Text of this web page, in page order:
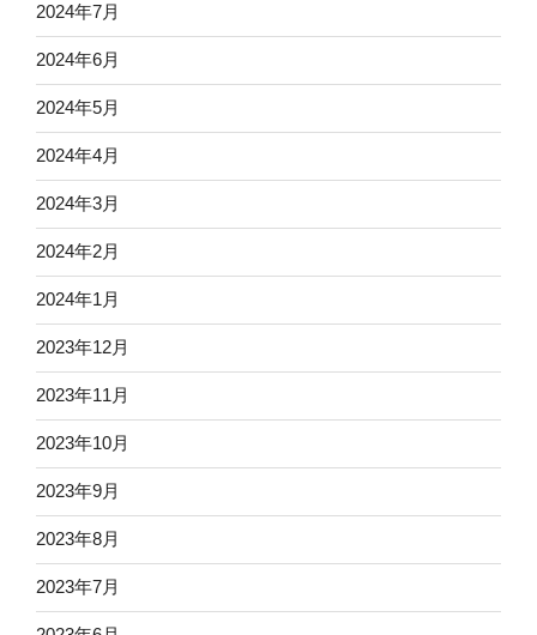
2024年7月
2024年6月
2024年5月
2024年4月
2024年3月
2024年2月
2024年1月
2023年12月
2023年11月
2023年10月
2023年9月
2023年8月
2023年7月